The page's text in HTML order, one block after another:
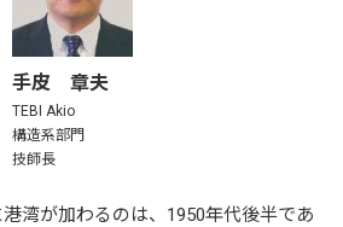
手皮 章夫
TEBI Akio
構造系部門
技師長
湾が加わるのは、1950年代後半であ